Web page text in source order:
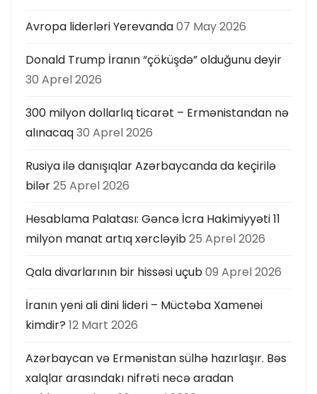
Avropa liderləri Yerevanda07 May 2026
Donald Trump İranın “çöküşdə” olduğunu deyir
30 Aprel 2026
300 milyon dollarlıq ticarət – Ermənistandan nə
alınacaq30 Aprel 2026
Rusiya ilə danışıqlar Azərbaycanda da keçirilə
bilər25 Aprel 2026
Hesablama Palatası: Gəncə İcra Hakimiyyəti 11
milyon manat artıq xərcləyib25 Aprel 2026
Qala divarlarının bir hissəsi uçub09 Aprel 2026
İranın yeni ali dini lideri – Müctəba Xamenei
kimdir? 12 Mart 2026
Azərbaycan və Ermənistan sülhə hazırlaşır. Bəs
xalqlar arasındakı nifrəti necə aradan